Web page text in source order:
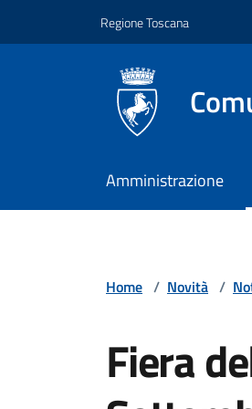
Regione Toscana
Amministrazione
Home / Novità /
Fiera